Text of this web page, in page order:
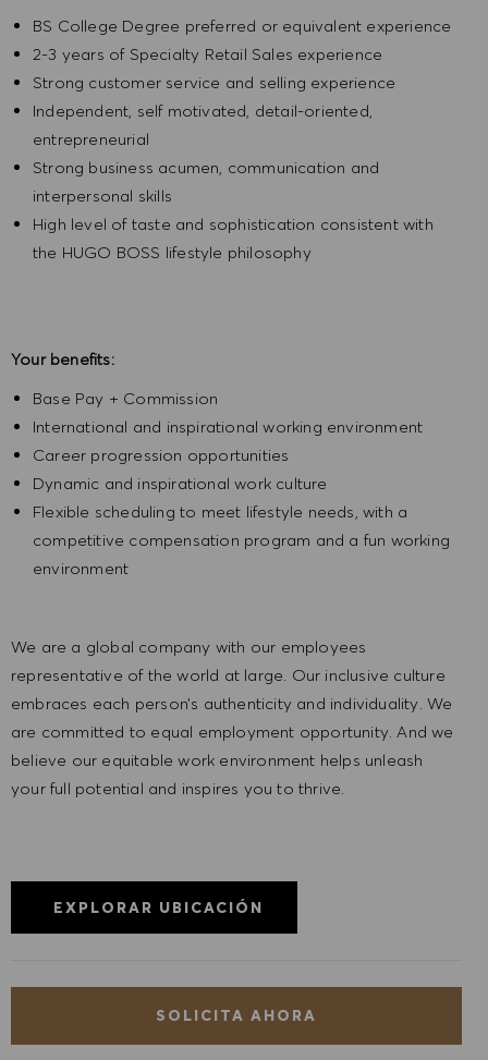
BS College Degree preferred or equivalent experience
2-3 years of Specialty Retail Sales experience
Strong customer service and selling experience
Independent, self motivated, detail-oriented,
entrepreneurial
Strong business acumen, communication and
interpersonal skills
High level of taste and sophistication consistent with
the HUGO BOSS lifestyle philosophy
Your benefits:
Base Pay + Commission
International and inspirational working environment
Career progression opportunities
Dynamic and inspirational work culture
Flexible scheduling to meet lifestyle needs, with a
competitive compensation program and a fun working
environment
We are a global company with our employees
representative of the world at large. Our inclusive culture
embraces each person’s authenticity and individuality. We
are committed to equal employment opportunity. And we
believe our equitable work environment helps unleash
your full potential and inspires you to thrive.
EXPLORAR UBICACIÓN
SOLICITA AHORA